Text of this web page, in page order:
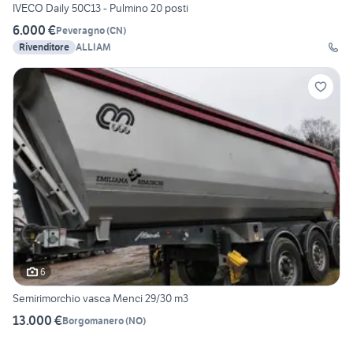
IVECO Daily 50C13 - Pulmino 20 posti
6.000 €Peveragno(CN)
Rivenditore ALLIAM
6
Semirimorchio vasca Menci 29/30 m3
13.000 €Borgomanero(NO)